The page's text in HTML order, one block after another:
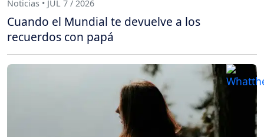
Noticias • JUL 7 / 2026
Cuando el Mundial te devuelve a los
recuerdos con papá